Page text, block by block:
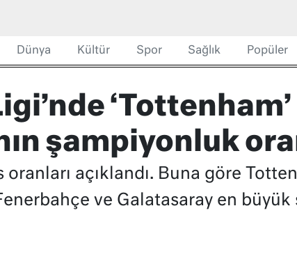
Dünya Kültür Spor Sağlık Popüler
şampiyonluk
açıklandı. Buna göre
ve Galatasaray en büyük